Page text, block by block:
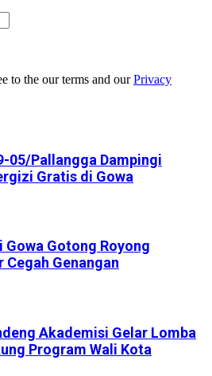
to the our terms and ourPrivacy
05/Pallangga Dampingi
Gratis di Gowa
Gowa Gotong Royong
Cegah Genangan
Akademisi Gelar Lomba
Program Wali Kota